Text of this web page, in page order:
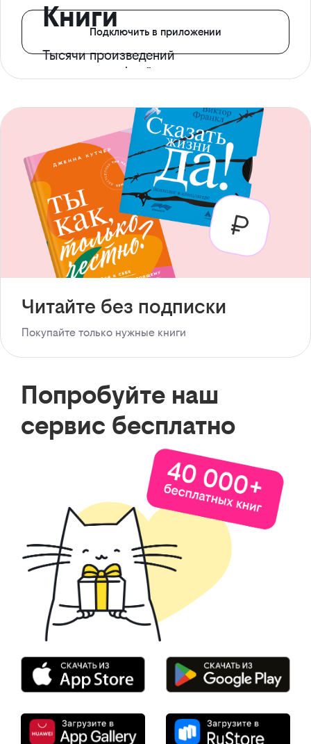
Книги
Тысячи произведений
с доступом офлайн
Подключить в приложении
Читайте без подписки
Покупайте только нужные книги
Попробуйте наш
сервис бесплатно